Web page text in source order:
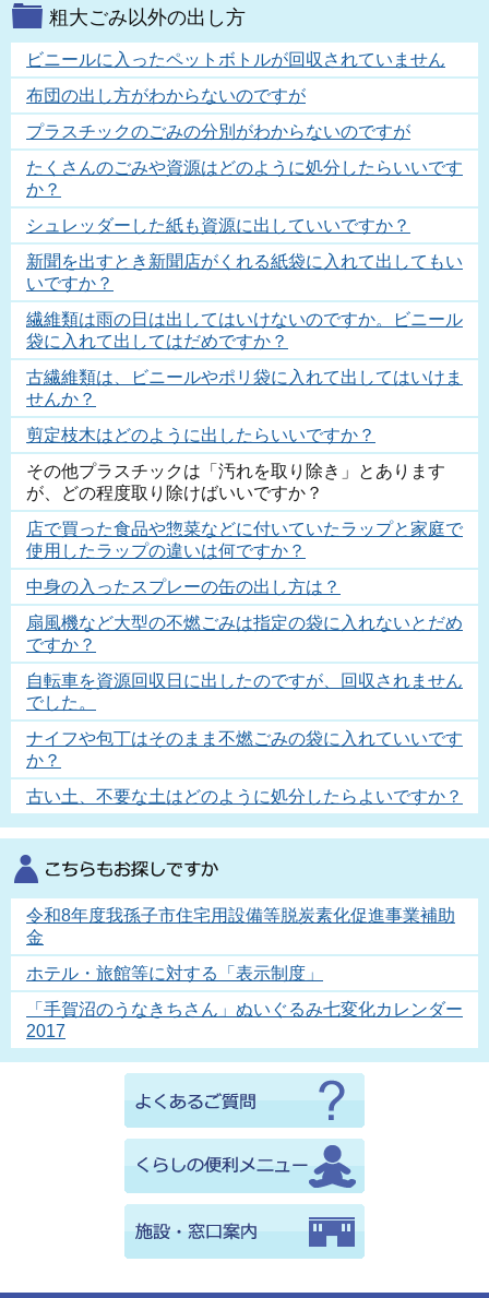
粗大ごみ以外の出し方
ビニールに入ったペットボトルが回収されていません
布団の出し方がわからないのですが
プラスチックのごみの分別がわからないのですが
たくさんのごみや資源はどのように処分したらいいです
か？
シュレッダーした紙も資源に出していいですか？
新聞を出すとき新聞店がくれる紙袋に入れて出してもい
いですか？
繊維類は雨の日は出してはいけないのですか。ビニール
袋に入れて出してはだめですか？
古繊維類は、ビニールやポリ袋に入れて出してはいけま
せんか？
剪定枝木はどのように出したらいいですか？
その他プラスチックは「汚れを取り除き」とあります
が、どの程度取り除けばいいですか？
店で買った食品や惣菜などに付いていたラップと家庭で
使用したラップの違いは何ですか？
中身の入ったスプレーの缶の出し方は？
扇風機など大型の不燃ごみは指定の袋に入れないとだめ
ですか？
自転車を資源回収日に出したのですが、回収されません
でした。
ナイフや包丁はそのまま不燃ごみの袋に入れていいです
か？
古い土、不要な土はどのように処分したらよいですか？
令和8年度我孫子市住宅用設備等脱炭素化促進事業補助
金
ホテル・旅館等に対する「表示制度」
「手賀沼のうなきちさん」ぬいぐるみ七変化カレンダー
2017